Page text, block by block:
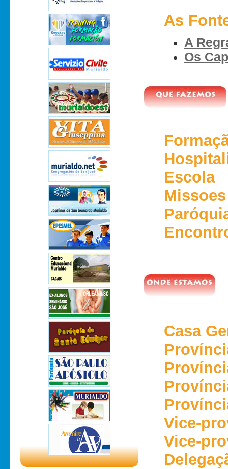
As
A
Os
Escola
Missoes
Casa
Vice-
Vice-